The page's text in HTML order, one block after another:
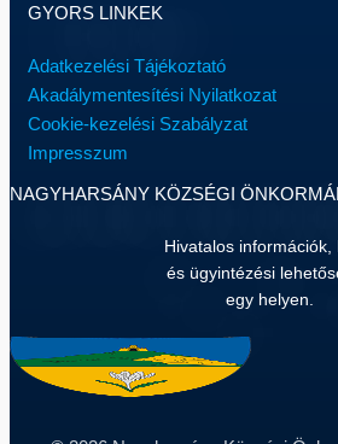
GYORS LINKEK
Adatkezelési Tájékoztató
Akadálymentesítési Nyilatkozat
Cookie-kezelési Szabályzat
Impresszum
NAGYHARSÁNY KÖZSÉGI
Hivatalos információk,
és ügyintézési
egy helyen.